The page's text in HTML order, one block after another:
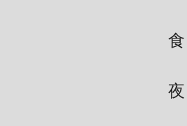
食堂
夜晚